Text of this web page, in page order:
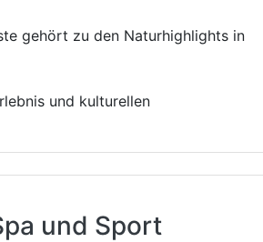
gehört zu den Naturhighlights in
und kulturellen
und Sport